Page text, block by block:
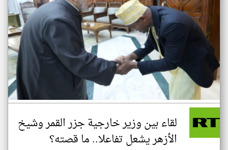
لقاء بين وزير خارجية جزر القمر وشيخ
الأزهر يشعل تفاعلا.. ما قصته؟